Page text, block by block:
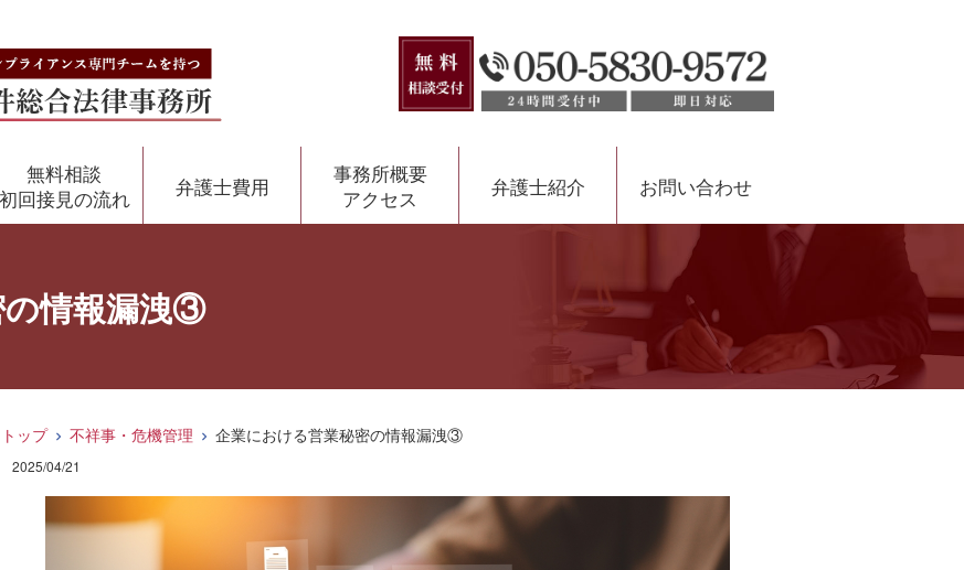
無料相談
初回接見の流れ
弁護士費用
事務所概要
アクセス
弁護士紹介 お問い合わせ
の情報漏洩③
トップ 不祥事・危機管理 企業における営業秘密の情報漏洩③
2025/04/21